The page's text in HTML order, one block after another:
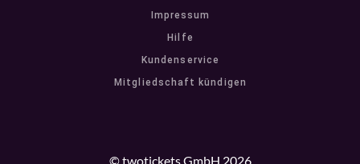
Impressum
Hilfe
Kundenservice
Mitgliedschaft kündigen
© twotickets GmbH 2026